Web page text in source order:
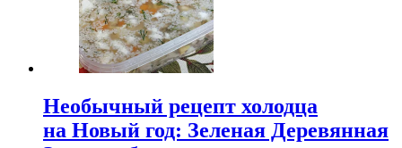
Необычный рецепт холодца
на Новый год: Зеленая Деревянная